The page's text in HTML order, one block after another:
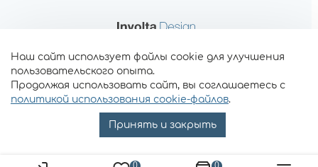
Наш сайт использует файлы cookie для улучшения
пользовательского опыта.
Продолжая использовать сайт, вы соглашаетесь с
политикой использования cookie-файлов.
Принять и закрыть